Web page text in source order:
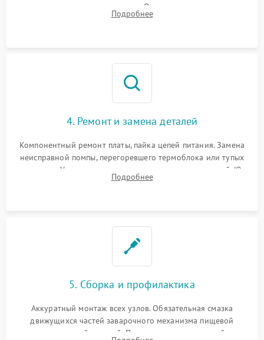
температуры и расходомера. Оценка степени износа
жерновов кофемолки, уплотнительных колец гидросистемы
Подробнее
4. Ремонт и замена деталей
Компонентный ремонт платы, пайка цепей питания. Замена
неисправной помпы, перегоревшего термоблока или тупых
жерновов. Установка новых силиконовых уплотнителей (O-
ring) и тефлоновых трубок для надежного устранения
Подробнее
5. Сборка и профилактика
Аккуратный монтаж всех узлов. Обязательная смазка
движущихся частей заварочного механизма пищевой
силиконовой смазкой. Проведение программной